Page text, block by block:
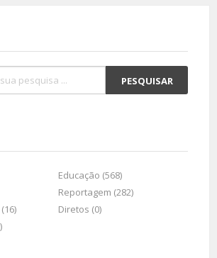
Educação (568)
Reportagem (282)
Diretos (0)